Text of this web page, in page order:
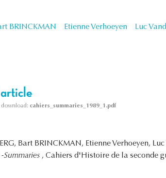
BRINCKMAN Etienne Verhoeyen Luc
download: cahiers_summaries_1989_1.pdf
Bart BRINCKMAN, Etienne Verhoeyen, Luc
Summaries , Cahiers d'Histoire de la seconde